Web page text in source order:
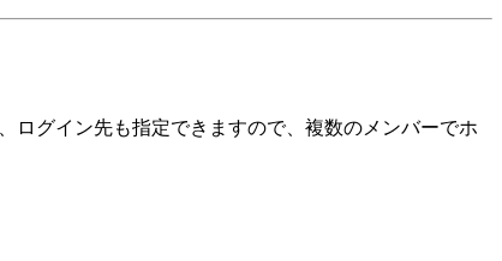
ログイン先も指定できますので、複数のメンバーでホ